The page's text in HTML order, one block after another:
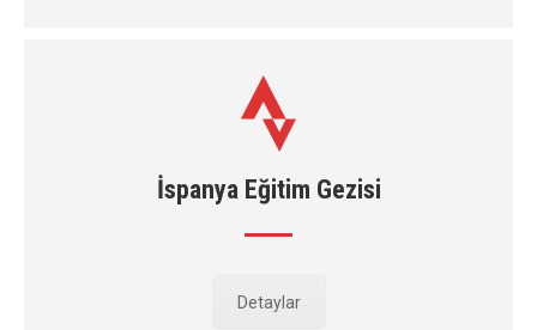
İspanya Eğitim Gezisi
Detaylar